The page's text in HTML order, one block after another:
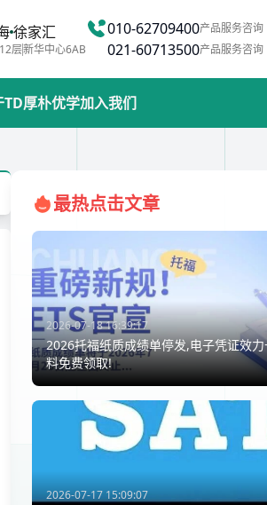
徐家汇
层新华中心6AB
010-62709400产品服务咨询
021-60713500产品服务咨询
TD厚朴优学加入我们
最热点击文章
2026-07-18 16:39:17
2026托福纸质成绩单停发,电子凭证效
料免费领取!
2026-07-17 15:09:07